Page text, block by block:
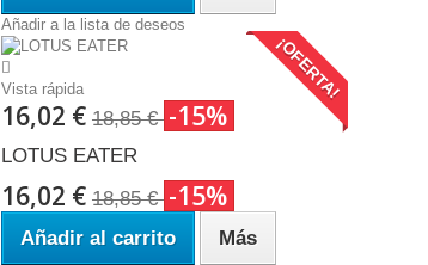
Añadir a la lista de deseos
Vista rápida
16,02 € 18,85 € -15%
¡OFERTA!
LOTUS EATER
16,02 € 18,85 € -15%
Añadir al carrito Más